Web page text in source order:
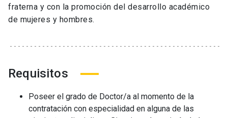
fraterna y con la promoción del desarrollo académico
de mujeres y hombres.
Requisitos
Poseer el grado de Doctor/a al momento de la
contratación con especialidad en alguna de las